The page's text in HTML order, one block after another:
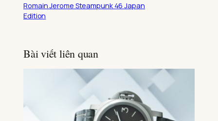
Romain Jerome Steampunk 46 Japan
Edition
Bài viết liên quan